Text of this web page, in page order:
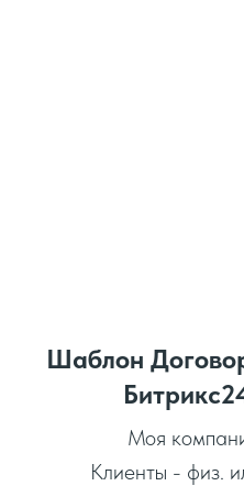
Шаблон
Моя
Клиенты - физ.